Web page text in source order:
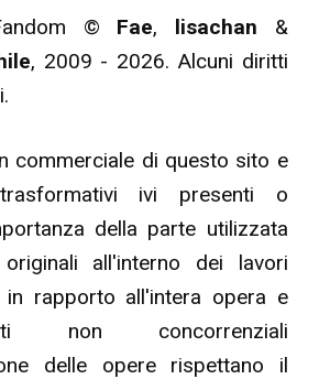
© Fae, lisachan &
, 2009 - 2026. Alcuni diritti
commerciale di questo sito e
ivi presenti o
della parte utilizzata
all'interno dei lavori
in rapporto all'intera opera e
non concorrenziali
delle opere rispettano il